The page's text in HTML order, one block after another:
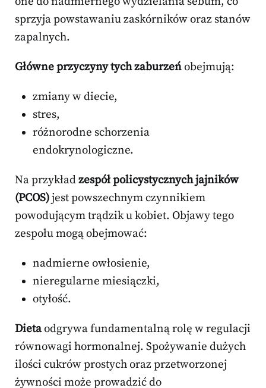
sprzyja powstawaniu zaskórników oraz stanów
zapalnych.
Główne przyczyny tych zaburzeńobejmują:
zmiany w diecie,
stres,
różnorodne schorzenia
endokrynologiczne.
Na przykładzespół policystycznych jajników
(PCOS)jest powszechnym czynnikiem
powodującym trądzik u kobiet. Objawy tego
zespołu mogą obejmować:
nadmierne owłosienie,
nieregularne miesiączki,
otyłość.
Dietaodgrywa fundamentalną rolę w regulacji
równowagi hormonalnej. Spożywanie dużych
ilości cukrów prostych oraz przetworzonej
żywności może prowadzić do